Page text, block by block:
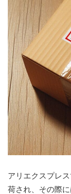
アリエクスプレ
荷され、その際